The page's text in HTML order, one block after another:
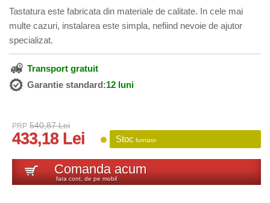
Tastatura este fabricata din materiale de calitate. In cele mai
multe cazuri, instalarea este simpla, nefiind nevoie de ajutor
specializat.
Transport gratuit
Garantie standard:12 luni
PRP 540,87 Lei
433,18 Lei Stoc furnizor
Comanda acum
fara cont, de pe mobil